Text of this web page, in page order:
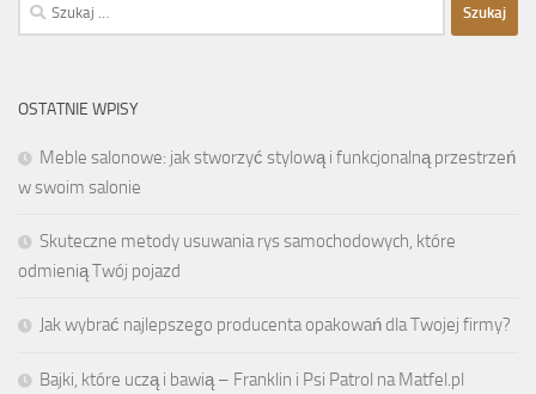
OSTATNIE WPISY
Meble salonowe: jak stworzyć stylową i funkcjonalną przestrzeń
w swoim salonie
Skuteczne metody usuwania rys samochodowych, które
odmienią Twój pojazd
Jak wybrać najlepszego producenta opakowań dla Twojej firmy?
Bajki, które uczą i bawią – Franklin i Psi Patrol na Matfel.pl